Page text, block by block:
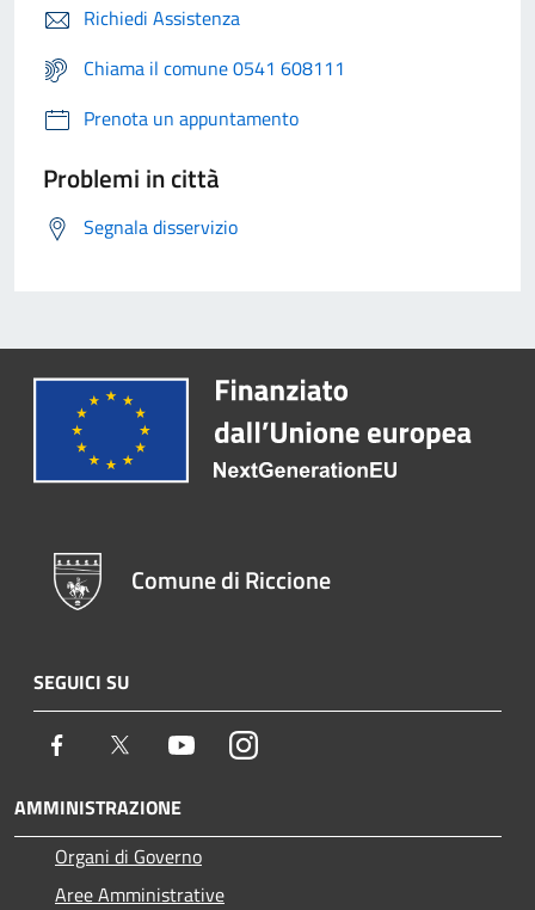
Richiedi Assistenza
Chiama il comune 0541 608111
Prenota un appuntamento
Problemi in città
Segnala disservizio
Comune di Riccione
SEGUICI SU
Facebook Twitter YoutubeInstagram
AMMINISTRAZIONE
Organi di Governo
Aree Amministrative